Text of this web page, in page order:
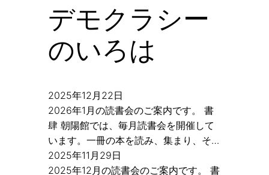
デモクラシー
のいろは
2025年12月22日
2026年1月の読書会のご案内です。 書
肆 朝陽館では、毎月読書会を開催して
います。一冊の本を読み、集まり、そ…
2025年11月29日
2025年12月の読書会のご案内です。 書